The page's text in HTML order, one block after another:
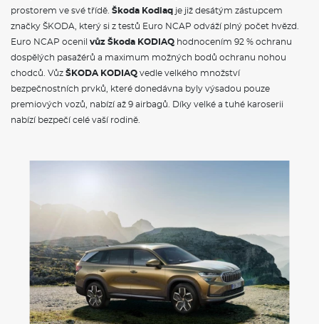
prostorem ve své třídě. Škoda Kodiaq je již desátým zástupcem
značky ŠKODA, který si z testů Euro NCAP odváží plný počet hvězd.
Euro NCAP ocenil vůz Škoda KODIAQ hodnocením 92 % ochranu
dospělých pasažérů a maximum možných bodů ochranu nohou
chodců. Vůz ŠKODA KODIAQ vedle velkého množství
bezpečnostních prvků, které donedávna byly výsadou pouze
premiových vozů, nabízí až 9 airbagů. Díky velké a tuhé karoserii
nabízí bezpečí celé vaší rodině.